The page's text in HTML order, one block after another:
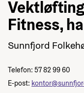
Fitness,
Sunnfjord
Telefon: 57 82 99 60
E-post: